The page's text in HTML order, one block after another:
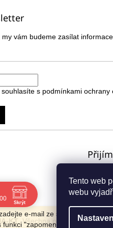
Tento web
webu
e-mail ze starého e-shopu
"zapomenuté heslo".
vám budeme zasílat
s podmínkami ochrany
KT . Všechna práva vyhrazena.
Skrýt